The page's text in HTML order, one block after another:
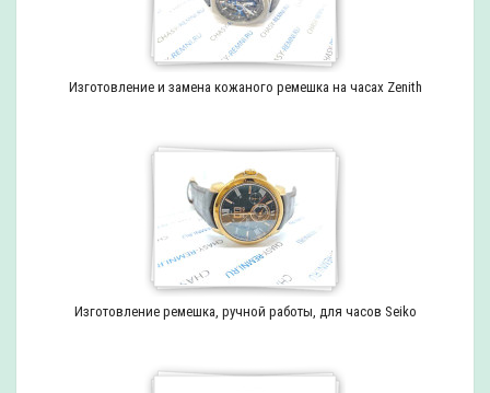
Изготовление и замена кожаного ремешка на часах Zenith
Изготовление ремешка, ручной работы, для часов Seiko